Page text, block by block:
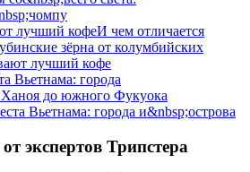
лучший кофеИ чем отличается
зёрна от колумбийских
Вьетнама: города
Ханоя до южного Фукуока
экспертов Трипстера